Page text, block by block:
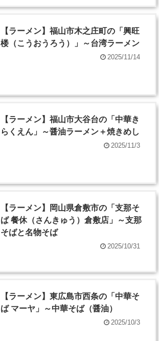
【ラーメン】福山市木之庄町の「興旺
楼（こうおうろう）」～台湾ラーメン
2025/11/14
【ラーメン】福山市大谷台の「中華き
らくえん」～醤油ラーメン＋焼きめし
2025/11/3
【ラーメン】岡山県倉敷市の「支那そ
ば 餐休（さんきゅう）倉敷店」～支那
そばと名物そば
2025/10/31
【ラーメン】東広島市西条の「中華そ
ば マーヤ」～中華そば（醤油）
2025/10/3